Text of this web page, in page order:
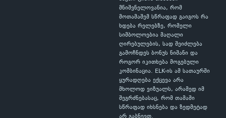
მნიშვნელოვანია, რომ
მოთამაშემ სწრაფად გაიგოს რა
ხდება რელებზე, რომელი
სიმბოლოებია მაღალი
ღირებულების, სად შეიძლება
გამოჩნდეს ბონუს ნიშანი და
როგორ იკითხება მოგებული
კომბინაცია. ELK-ის ამ სათაურში
ყურადღება ექცევა არა
მხოლოდ ვიზუალს, არამედ იმ
შეგრძნებასაც, რომ თამაში
სწრაფად იხსნება და ზედმეტად